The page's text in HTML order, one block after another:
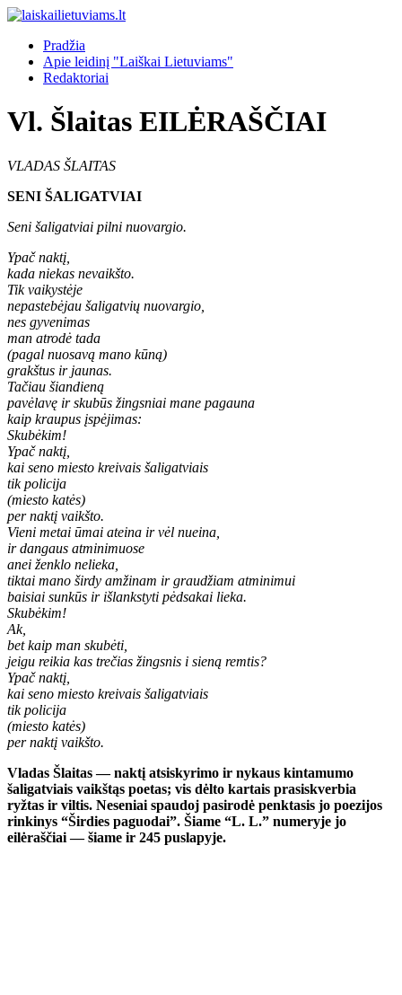
Pradžia
Apie leidinį "Laiškai Lietuviams"
Redaktoriai
Vl. Šlaitas EILĖRAŠČIAI
VLADAS ŠLAITAS
SENI ŠALIGATVIAI
Seni šaligatviai pilni nuovargio.
Ypač naktį,
kada niekas nevaikšto.
Tik vaikystėje
nepastebėjau šaligatvių nuovargio,
nes gyvenimas
man atrodė tada
(pagal nuosavą mano kūną)
grakštus ir jaunas.
Tačiau šiandieną
pavėlavę ir skubūs žingsniai mane pagauna
kaip kraupus įspėjimas:
Skubėkim!
Ypač naktį,
kai seno miesto kreivais šaligatviais
tik policija
(miesto katės)
per naktį vaikšto.
Vieni metai ūmai ateina ir vėl nueina,
ir dangaus atminimuose
anei ženklo nelieka,
tiktai mano širdy amžinam ir graudžiam atminimui
baisiai sunkūs ir išlankstyti pėdsakai lieka.
Skubėkim!
Ak,
bet kaip man skubėti,
jeigu reikia kas trečias žingsnis i sieną remtis?
Ypač naktį,
kai seno miesto kreivais šaligatviais
tik policija
(miesto katės)
per naktį vaikšto.
Vladas Šlaitas — naktį atsiskyrimo ir nykaus kintamumo
šaligatviais vaikštąs poetas; vis dėlto kartais prasiskverbia
ryžtas ir viltis. Neseniai spaudoj pasirodė penktasis jo poezijos
rinkinys “Širdies paguodai”. Šiame “L. L.” numeryje jo
eilėraščiai — šiame ir 245 puslapyje.